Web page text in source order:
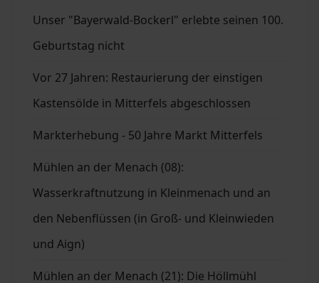
Unser "Bayerwald-Bockerl" erlebte seinen 100.
Geburtstag nicht
Vor 27 Jahren: Restaurierung der einstigen
Kastensölde in Mitterfels abgeschlossen
Markterhebung - 50 Jahre Markt Mitterfels
Mühlen an der Menach (08):
Wasserkraftnutzung in Kleinmenach und an
den Nebenflüssen (in Groß- und Kleinwieden
und Aign)
Mühlen an der Menach (21): Die Höllmühl